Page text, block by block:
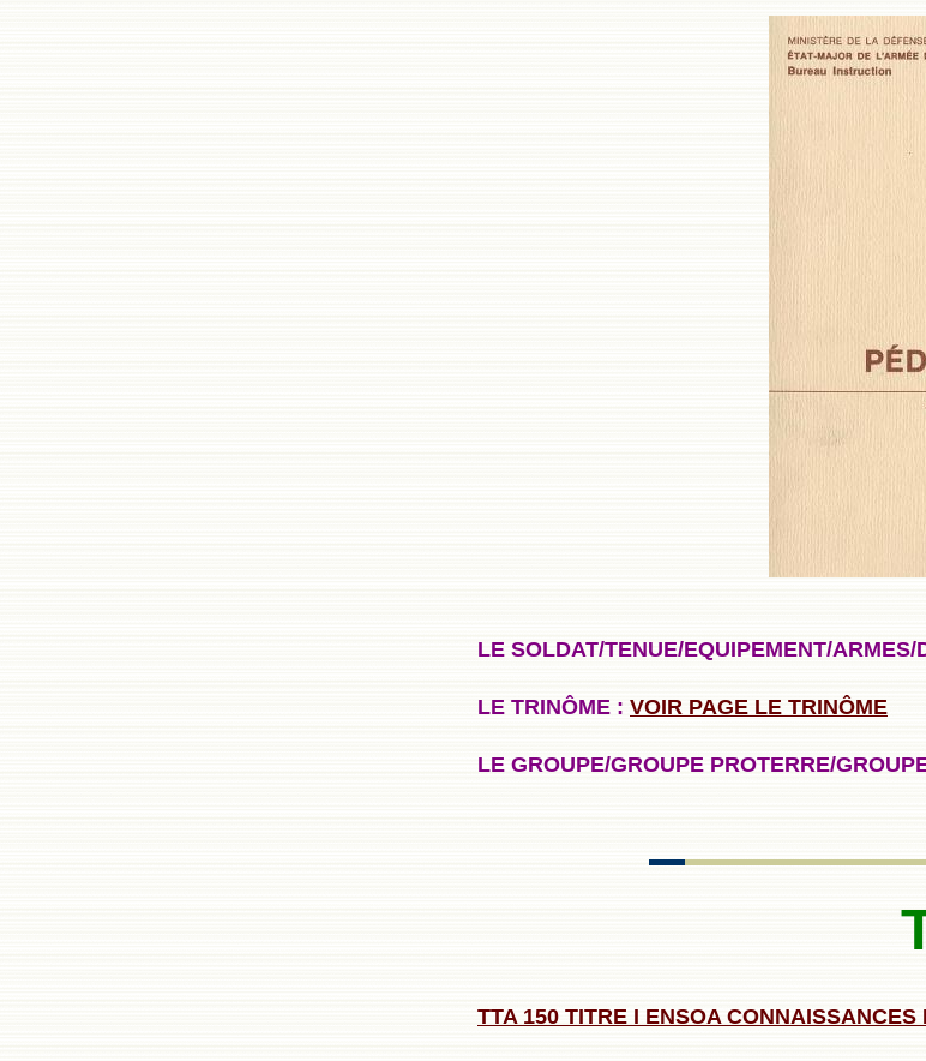
LE SOLDAT/TENUE/EQUIPEMENT/ARMES/
LE TRINÔME : VOIR PAGE LE TRINÔME
LE GROUPE/GROUPE PROTERRE/
TTA 150 TITRE I ENSOA